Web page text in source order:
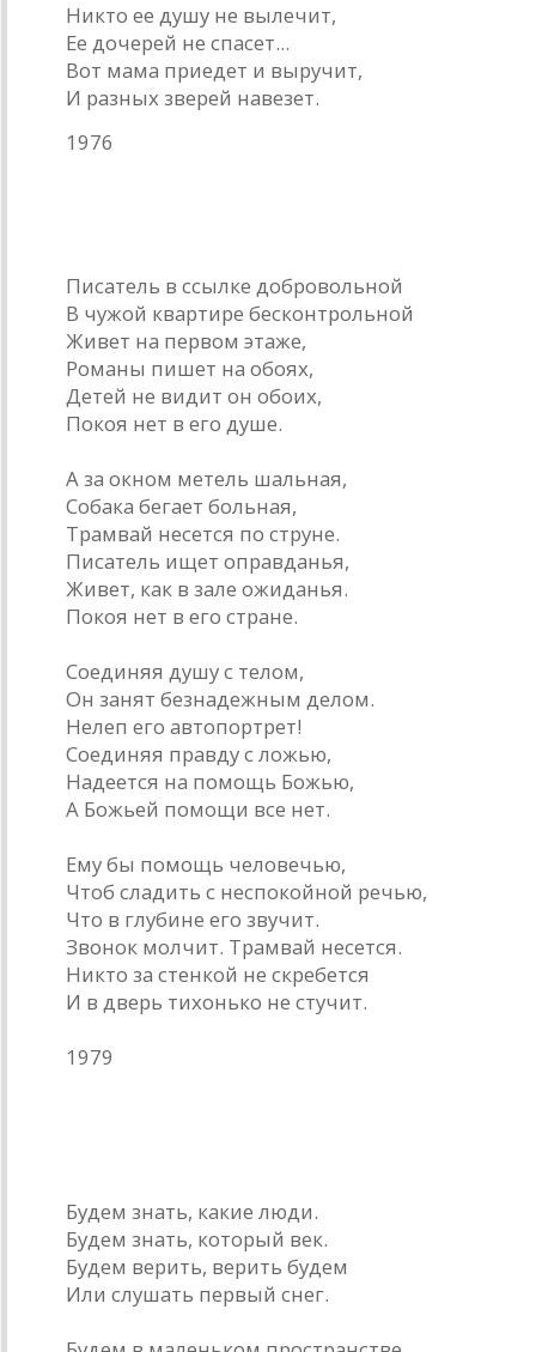
Никто ее душу не вылечит,
Ее дочерей не спасет...
Вот мама приедет и выручит,
И разных зверей навезет.
1976
Писатель в ссылке добровольной
В чужой квартире бесконтрольной
Живет на первом этаже,
Романы пишет на обоях,
Детей не видит он обоих,
Покоя нет в его душе.
А за окном метель шальная,
Собака бегает больная,
Трамвай несется по струне.
Писатель ищет оправданья,
Живет, как в зале ожиданья.
Покоя нет в его стране.
Соединяя душу с телом,
Он занят безнадежным делом.
Нелеп его автопортрет!
Соединяя правду с ложью,
Надеется на помощь Божью,
А Божьей помощи все нет.
Ему бы помощь человечью,
Чтоб сладить с неспокойной речью,
Что в глубине его звучит.
Звонок молчит. Трамвай несется.
Никто за стенкой не скребется
И в дверь тихонько не стучит.
1979
Будем знать, какие люди.
Будем знать, который век.
Будем верить, верить будем
Или слушать первый снег.